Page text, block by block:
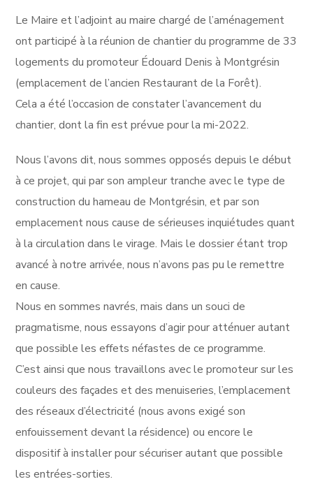
Le Maire et l’adjoint au maire chargé de l’aménagement
ont participé à la réunion de chantier du programme de 33
logements du promoteur Édouard Denis à Montgrésin
(emplacement de l’ancien Restaurant de la Forêt).
Cela a été l’occasion de constater l’avancement du
chantier, dont la fin est prévue pour la mi-2022.
Nous l’avons dit, nous sommes opposés depuis le début
à ce projet, qui par son ampleur tranche avec le type de
construction du hameau de Montgrésin, et par son
emplacement nous cause de sérieuses inquiétudes quant
à la circulation dans le virage. Mais le dossier étant trop
avancé à notre arrivée, nous n’avons pas pu le remettre
en cause.
Nous en sommes navrés, mais dans un souci de
pragmatisme, nous essayons d’agir pour atténuer autant
que possible les effets néfastes de ce programme.
C’est ainsi que nous travaillons avec le promoteur sur les
couleurs des façades et des menuiseries, l’emplacement
des réseaux d’électricité (nous avons exigé son
enfouissement devant la résidence) ou encore le
dispositif à installer pour sécuriser autant que possible
les entrées-sorties.